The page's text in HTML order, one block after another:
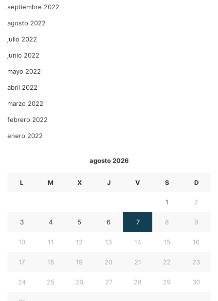
septiembre 2022
agosto 2022
julio 2022
junio 2022
mayo 2022
abril 2022
marzo 2022
febrero 2022
enero 2022
agosto 2026
L M X J V S D
1 2
3 4 5 6 7 8 9
10 11 12 13 14 15 16
17 18 19 20 21 22 23
24 25 26 27 28 29 30